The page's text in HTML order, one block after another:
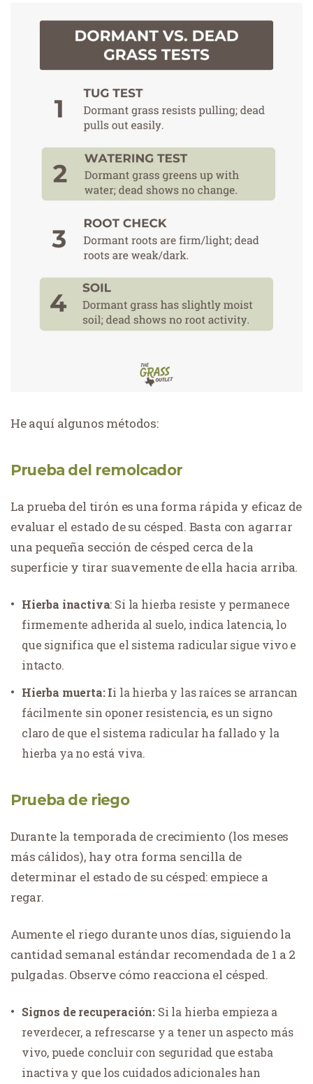
He aquí algunos métodos:
Prueba del remolcador
La prueba del tirón es una forma rápida y eficaz de
evaluar el estado de su césped. Basta con agarrar
una pequeña sección de césped cerca de la
superficie y tirar suavemente de ella hacia arriba.
Hierba inactiva: Si la hierba resiste y permanece
firmemente adherida al suelo, indica latencia, lo
que significa que el sistema radicular sigue vivo e
intacto.
Hierba muerta: Ii la hierba y las raíces se arrancan
fácilmente sin oponer resistencia, es un signo
claro de que el sistema radicular ha fallado y la
hierba ya no está viva.
Prueba de riego
Durante la temporada de crecimiento (los meses
más cálidos), hay otra forma sencilla de
determinar el estado de su césped: empiece a
regar.
Aumente el riego durante unos días, siguiendo la
cantidad semanal estándar recomendada de 1 a 2
pulgadas. Observe cómo reacciona el césped.
Signos de recuperación: Si la hierba empieza a
reverdecer, a refrescarse y a tener un aspecto más
vivo, puede concluir con seguridad que estaba
inactiva y que los cuidados adicionales han